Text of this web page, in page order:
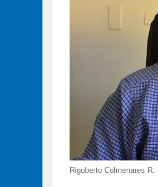
Rigoberto Colmenares R.